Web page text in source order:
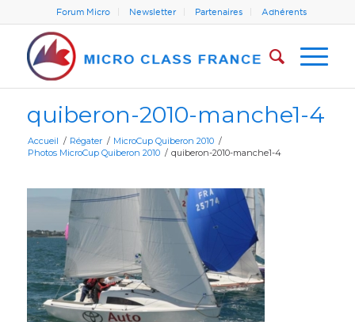
Forum Micro Newsletter Partenaires Adhérents
quiberon-2010-manche1-4
Accueil / Régater / MicroCup Quiberon 2010 /
Photos MicroCup Quiberon 2010 / quiberon-2010-manche1-4